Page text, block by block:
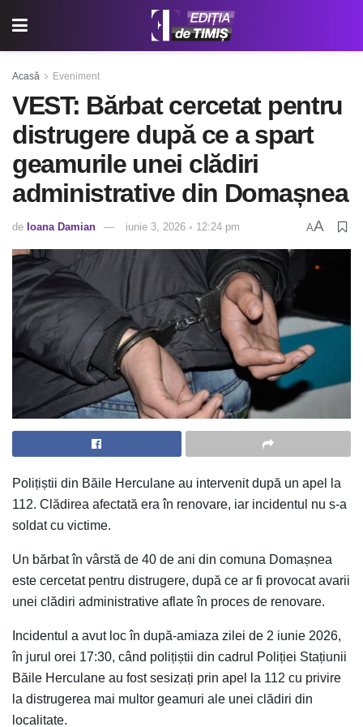
Acasă Eveniment
VEST: Bărbat cercetat pentru
distrugere după ce a spart
geamurile unei clădiri
administrative din Domașnea
de Ioana Damian iunie 3, 2026 ◦ 12:24 pm AA
Polițiștii din Băile Herculane au intervenit după un apel la
112. Clădirea afectată era în renovare, iar incidentul nu s-a
soldat cu victime.
Un bărbat în vârstă de 40 de ani din comuna Domașnea
este cercetat pentru distrugere, după ce ar fi provocat avarii
unei clădiri administrative aflate în proces de renovare.
Incidentul a avut loc în după-amiaza zilei de 2 iunie 2026,
în jurul orei 17:30, când polițiștii din cadrul Poliției Stațiunii
Băile Herculane au fost sesizați prin apel la 112 cu privire
la distrugerea mai multor geamuri ale unei clădiri din
localitate.